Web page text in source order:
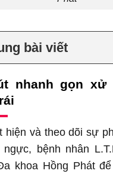
bài viết
nhanh gọn
hiện và theo dõi sự
ngực, bệnh nhân
khoa Hồng Phát